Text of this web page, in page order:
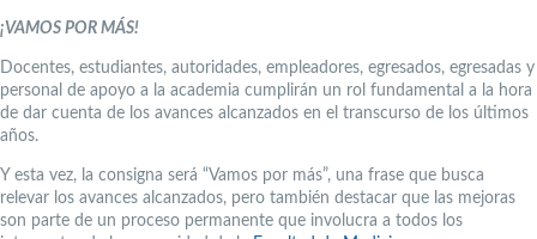
¡VAMOS POR MÁS!
Docentes, estudiantes, autoridades, empleadores, egresados, egresadas y
personal de apoyo a la academia cumplirán un rol fundamental a la hora
de dar cuenta de los avances alcanzados en el transcurso de los últimos
años.
Y esta vez, la consigna será “Vamos por más”, una frase que busca
relevar los avances alcanzados, pero también destacar que las mejoras
son parte de un proceso permanente que involucra a todos los